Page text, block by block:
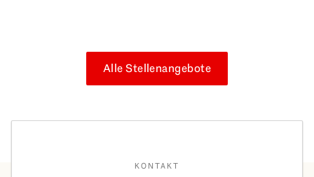
Alle Stellenangebote
KONTAKT